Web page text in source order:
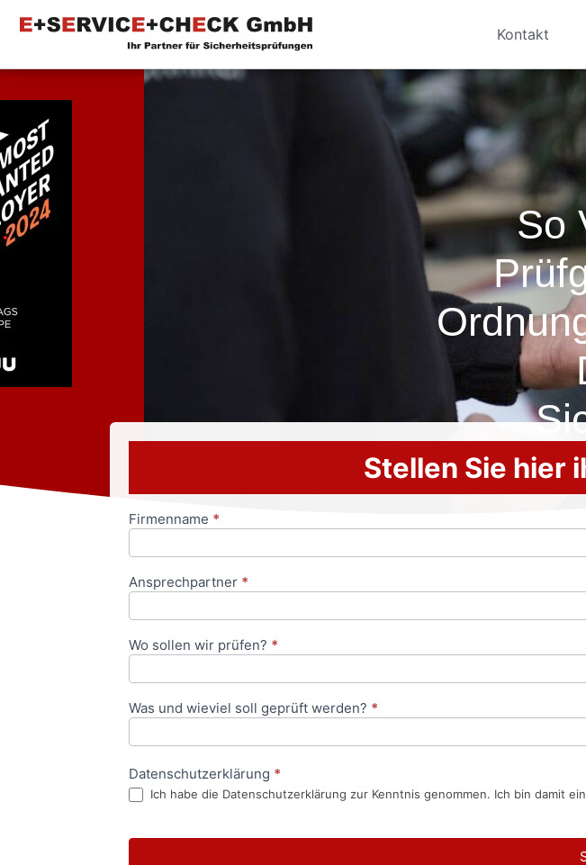
Kontakt
So
Stellen Sie hier
Anfrageformular
Firmenname *
Ansprechpartner *
Wo sollen wir prüfen? *
Was und wieviel soll geprüft werden? *
Datenschutzerklärung *
Ich habe die Datenschutzerklärung zur Kenntnis genommen. Ich bin damit